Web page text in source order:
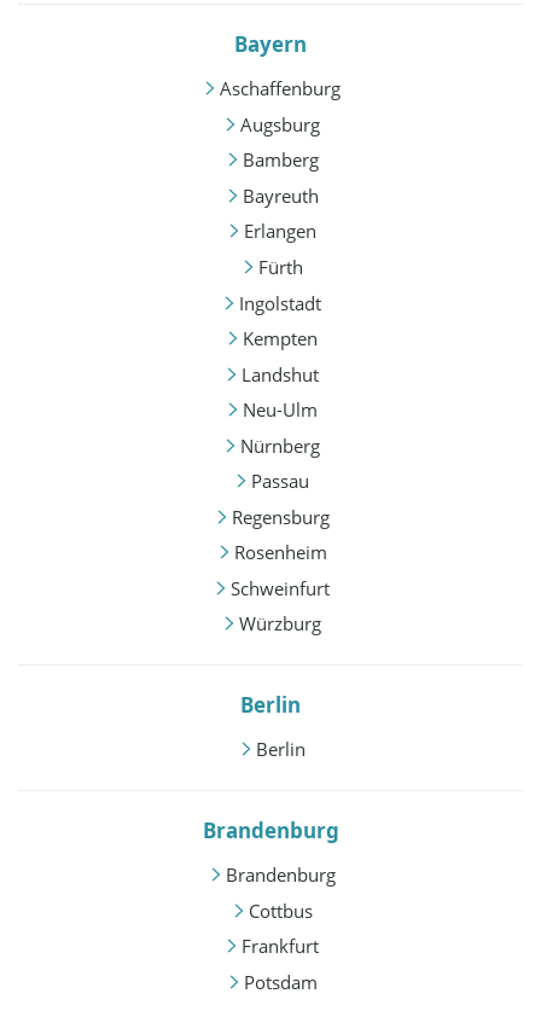
Bayern
Aschaffenburg
Augsburg
Bamberg
Bayreuth
Erlangen
Fürth
Ingolstadt
Kempten
Landshut
Neu-Ulm
Nürnberg
Passau
Regensburg
Rosenheim
Schweinfurt
Würzburg
Berlin
Berlin
Brandenburg
Brandenburg
Cottbus
Frankfurt
Potsdam